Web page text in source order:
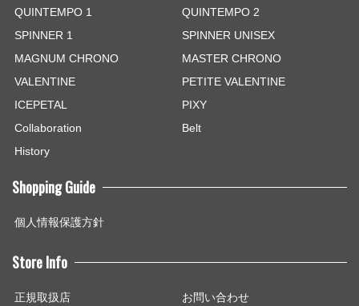
QUINTEMPO 1
QUINTEMPO 2
SPINNER 1
SPINNER UNISEX
MAGNUM CHRONO
MASTER CHRONO
VALENTINE
PETITE VALENTINE
ICEPETAL
PIXY
Collaboration
Belt
History
Shopping Guide
個人情報保護方針
Store Info
正規取扱店 お問い合わせ